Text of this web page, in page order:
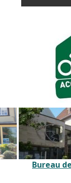
Bureau